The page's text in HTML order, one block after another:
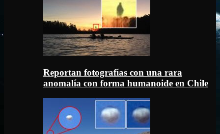
Reportan fotografías con una rara
anomalía con forma humanoide en Chile